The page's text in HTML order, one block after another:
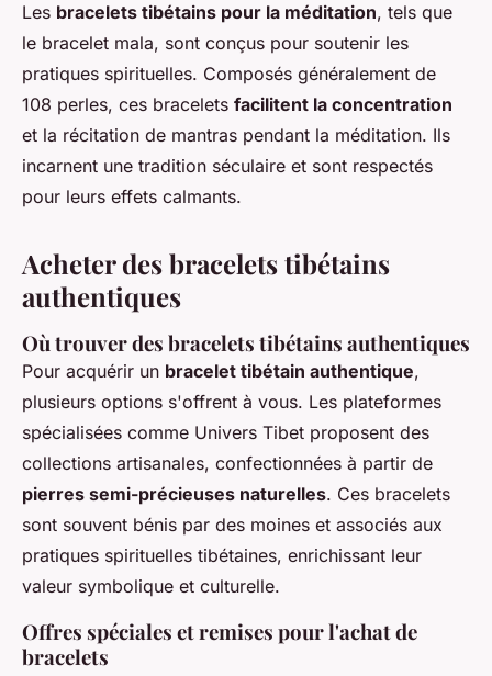
Les bracelets tibétains pour la méditation, tels que
le bracelet mala, sont conçus pour soutenir les
pratiques spirituelles. Composés généralement de
108 perles, ces bracelets facilitent la concentration
et la récitation de mantras pendant la méditation. Ils
incarnent une tradition séculaire et sont respectés
pour leurs effets calmants.
Acheter des bracelets tibétains
authentiques
Où trouver des bracelets tibétains authentiques
Pour acquérir un bracelet tibétain authentique,
plusieurs options s'offrent à vous. Les plateformes
spécialisées comme Univers Tibet proposent des
collections artisanales, confectionnées à partir de
pierres semi-précieuses naturelles. Ces bracelets
sont souvent bénis par des moines et associés aux
pratiques spirituelles tibétaines, enrichissant leur
valeur symbolique et culturelle.
Offres spéciales et remises pour l'achat de
bracelets